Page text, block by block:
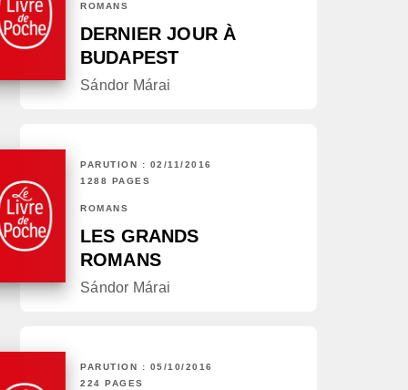
ROMANS
DERNIER JOUR À
BUDAPEST
Sándor Márai
PARUTION : 02/11/2016
1288 PAGES
ROMANS
LES GRANDS
ROMANS
Sándor Márai
PARUTION : 05/10/2016
224 PAGES